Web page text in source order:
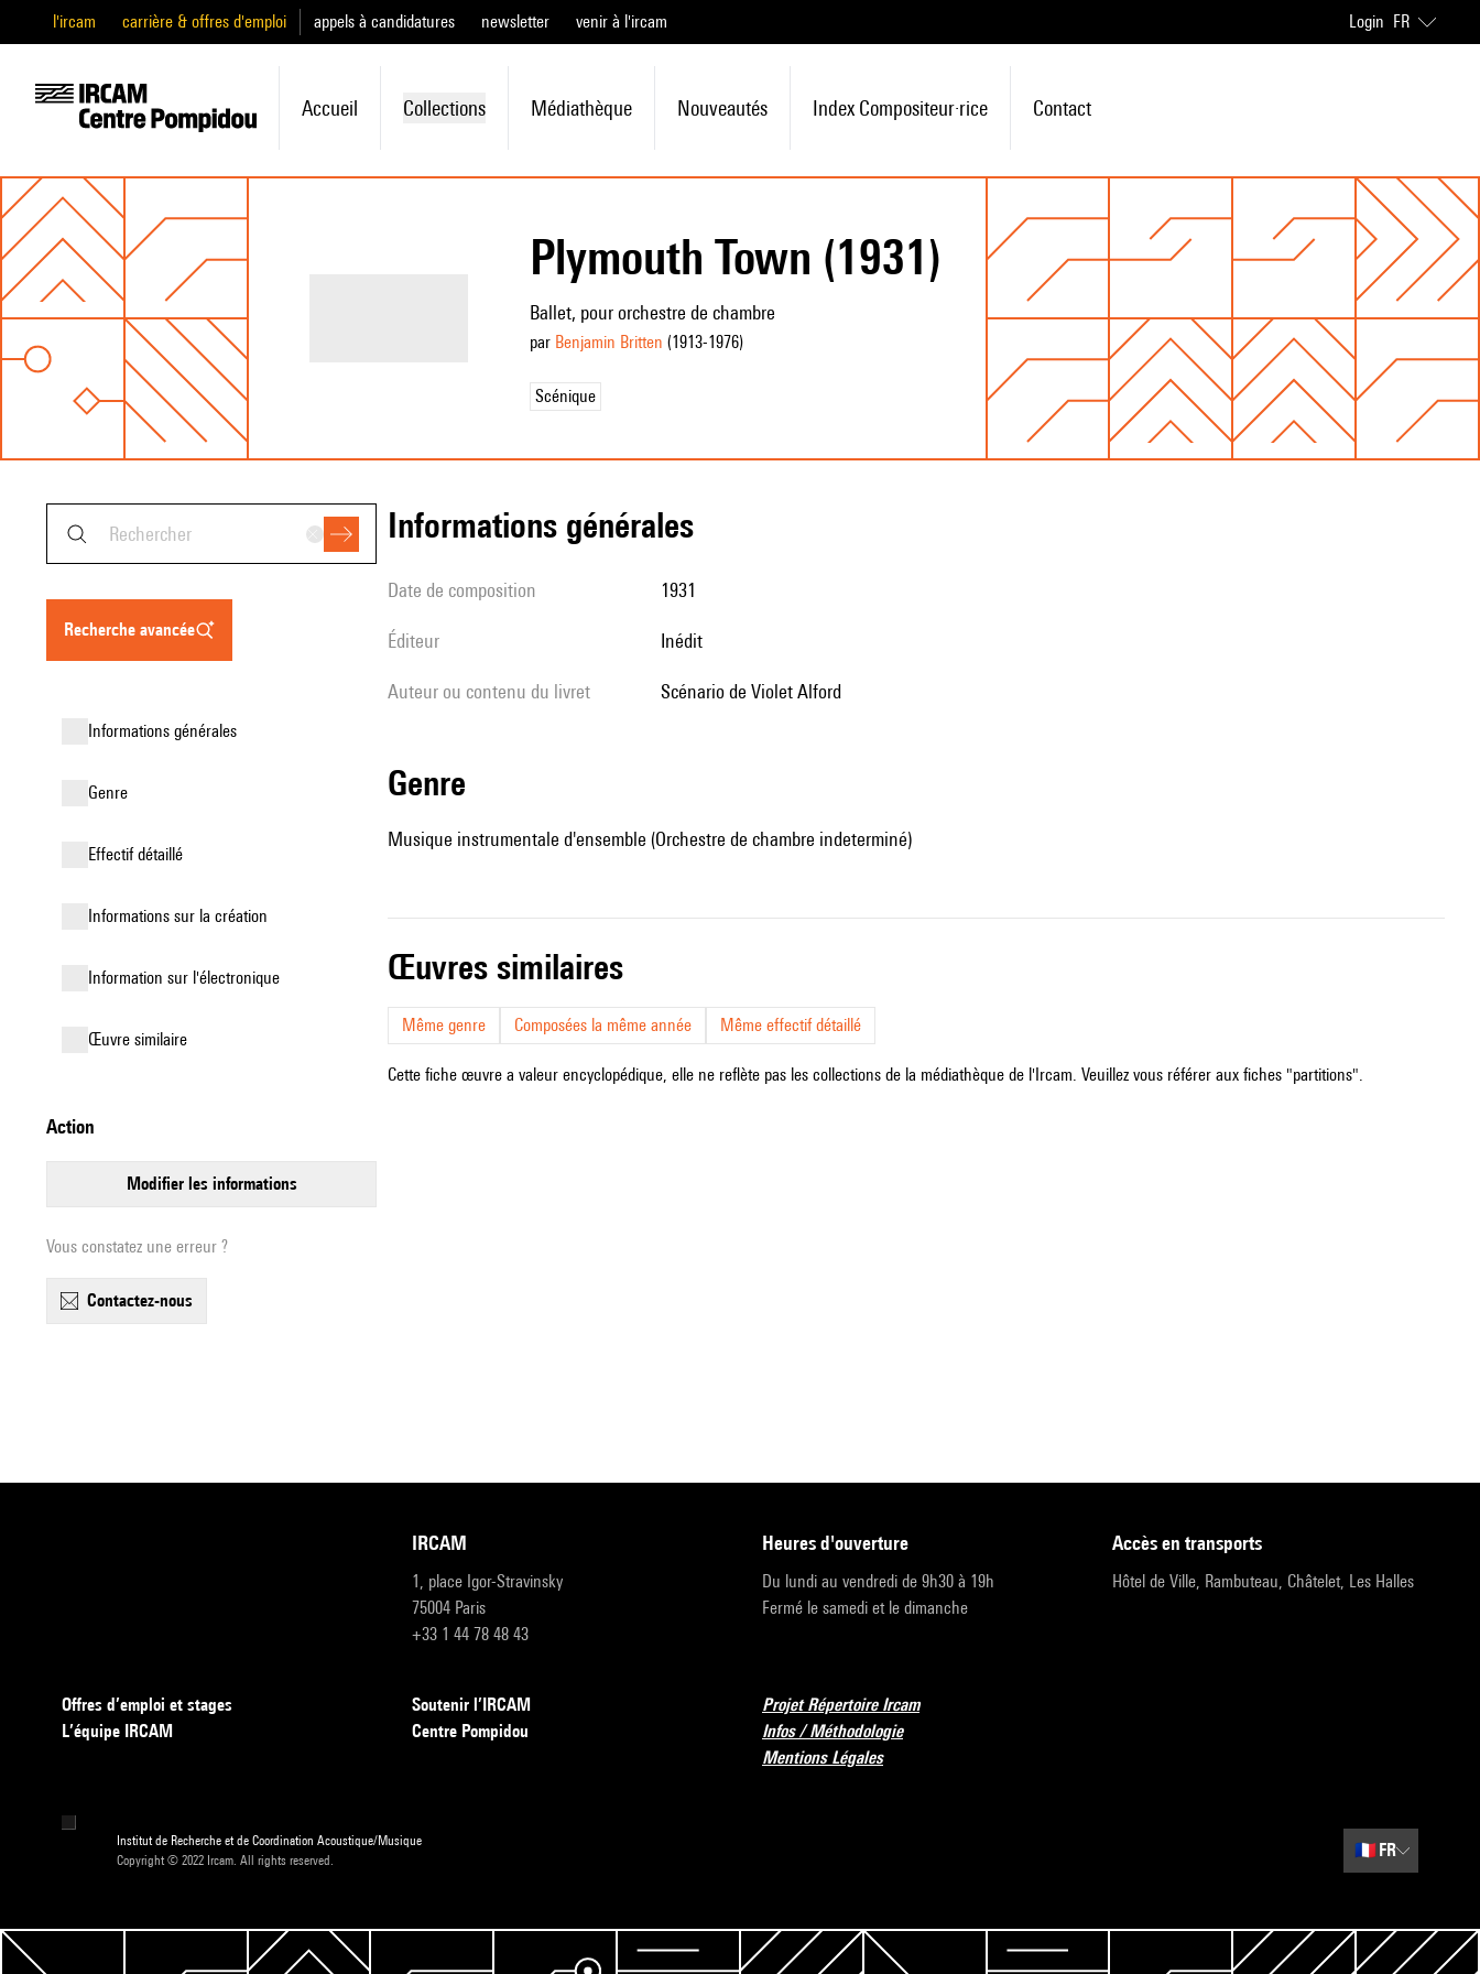
l'ircam carrière & offres d'emploi appels à candidatures newsletter venir à l'ircam Login FR
Accueil Collections Médiathèque Nouveautés Index Compositeur·rice Contact
Plymouth Town (1931)
Ballet, pour orchestre de chambre
par Benjamin Britten (1913-1976)
Scénique
recherche avancée
informations générales
genre
effectif détaillé
informations sur la création
Information sur l'électronique
œuvre similaire
action
modifier les informations
Vous constatez une erreur ?
contactez-nous
informations générales
date de composition 1931
éditeur Inédit
Auteur ou contenu du livret scénario de Violet Alford
genre
Musique instrumentale d'ensemble (Orchestre de chambre indeterminé)
œuvres similaires
Même genre Composées la même année Même effectif détaillé
Cette fiche œuvre a valeur encyclopédique, elle ne reflète pas les collections de la médiathèque de l'Ircam. Veuillez vous référer aux fiches "partitions".
IRCAM
1, place Igor-Stravinsky
75004 Paris
+33 1 44 78 48 43
heures d'ouverture
Du lundi au vendredi de 9h30 à 19h
Fermé le samedi et le dimanche
accès en transports
Hôtel de Ville, Rambuteau, Châtelet, Les Halles
Offres d’emploi et stages
L’équipe IRCAM
Soutenir l’IRCAM
Centre Pompidou
Projet Répertoire Ircam
Infos / Méthodologie
Mentions Légales
Institut de Recherche et de Coordination Acoustique/Musique
Copyright © 2022 Ircam. All rights reserved.
🇫🇷 FR